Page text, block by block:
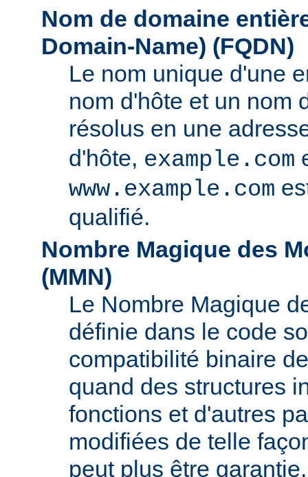
Nom de domaine
Domain-Name) (FQDN)
Le nom unique d'une
nom d'hôte et un nom
résolus en une
d'hôte, example.com
www.example.com
qualifié.
Nombre Magique des
(MMN)
Le Nombre Magique
définie dans le code
compatibilité binaire
quand des structures
fonctions et d'autres
modifiées de telle
peut plus être